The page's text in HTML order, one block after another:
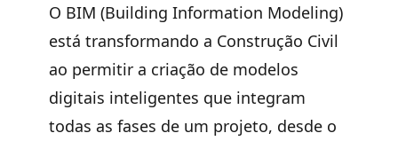
O BIM (Building Information Modeling)
está transformando a Construção Civil
ao permitir a criação de modelos
digitais inteligentes que integram
todas as fases de um projeto, desde o